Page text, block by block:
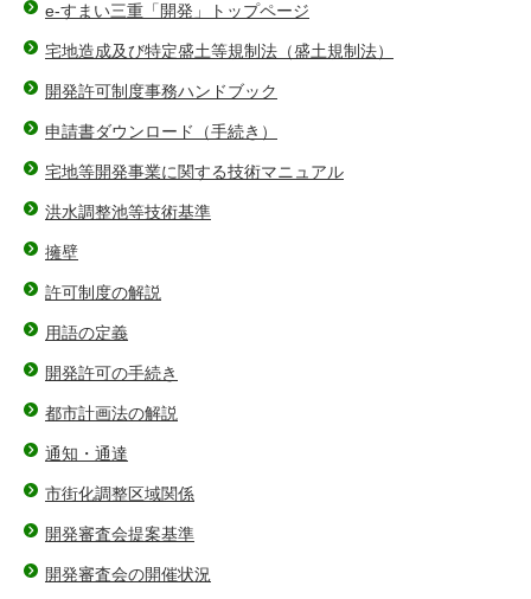
e-すまい三重「開発」トップページ
宅地造成及び特定盛土等規制法（盛土規制法）
開発許可制度事務ハンドブック
申請書ダウンロード（手続き）
宅地等開発事業に関する技術マニュアル
洪水調整池等技術基準
擁壁
許可制度の解説
用語の定義
開発許可の手続き
都市計画法の解説
通知・通達
市街化調整区域関係
開発審査会提案基準
開発審査会の開催状況